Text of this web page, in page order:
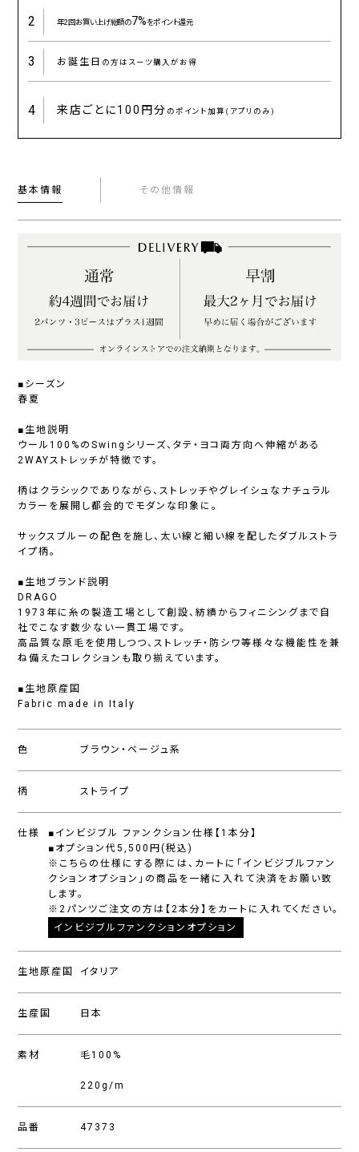
2 年2回お買い上げ総額の7%をポイント還元
3 お誕生日 の方はスーツ購入がお得
4 来店ごとに100円分 のポイント加算(アプリのみ)
基本情報 その他情報
■シーズン
春夏
■生地説明
ウール100%のSwingシリーズ、タテ・ヨコ両方向へ伸縮がある
2WAYストレッチが特徴です。
柄はクラシックでありながら、ストレッチやグレイシュなナチュラル
カラーを展開し都会的でモダンな印象に。
サックスブルーの配色を施し、太い線と細い線を配したダブルストラ
イプ柄。
■生地ブランド説明
DRAGO
1973年に糸の製造工場として創設、紡績からフィニシングまで自
社でこなす数少ない一貫工場です。
高品質な原毛を使用しつつ、ストレッチ・防シワ等様々な機能性を兼
ね備えたコレクションも取り揃えています。
■生地原産国
Fabric made in Italy
色 ブラウン・ベージュ系
柄 ストライプ
仕様
■インビジブル ファンクション仕様【1本分】
■オプション代5,500円(税込)
※こちらの仕様にする際には、カートに「インビジブルファン
クションオプション」の商品を一緒に入れて決済をお願い致
します。
※2パンツご注文の方は【2本分】をカートに入れてください。
インビジブルファンクションオプション
生地原産国 イタリア
生産国 日本
素材 毛100%
220g/m
品番 47373